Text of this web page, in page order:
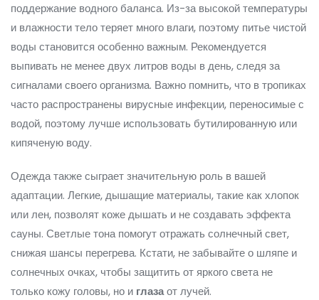
поддержание водного баланса. Из-за высокой температуры
и влажности тело теряет много влаги, поэтому питье чистой
воды становится особенно важным. Рекомендуется
выпивать не менее двух литров воды в день, следя за
сигналами своего организма. Важно помнить, что в тропиках
часто распространены вирусные инфекции, переносимые с
водой, поэтому лучше использовать бутилированную или
кипяченую воду.
Одежда также сыграет значительную роль в вашей
адаптации. Легкие, дышащие материалы, такие как хлопок
или лен, позволят коже дышать и не создавать эффекта
сауны. Светлые тона помогут отражать солнечный свет,
снижая шансы перегрева. Кстати, не забывайте о шляпе и
солнечных очках, чтобы защитить от яркого света не
только кожу головы, но и глазаот лучей.